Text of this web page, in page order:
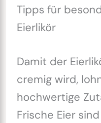
Tipps für
Eierlikör
Damit der
cremig wird,
hochwertige
Frische Eier